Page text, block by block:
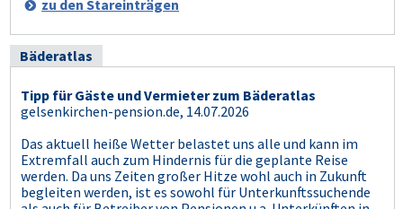
zu den Stareinträgen
Bäderatlas
Tipp für Gäste und Vermieter zum Bäderatlas
gelsenkirchen-pension.de, 14.07.2026
Das aktuell heiße Wetter belastet uns alle und kann im
Extremfall auch zum Hindernis für die geplante Reise
werden. Da uns Zeiten großer Hitze wohl auch in Zukunft
begleiten werden, ist es sowohl für Unterkunftssuchende